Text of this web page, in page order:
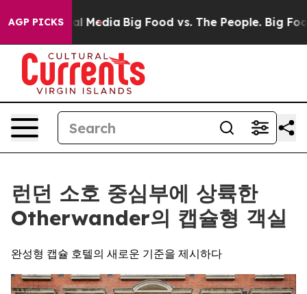
AGP PICKS
Media Big Food vs. The People. Big Food’s
런던 소호 중심부에 상륙한
Otherwander의 캡슐형 객실
완성형 캡슐 호텔의 새로운 기준을 제시하다